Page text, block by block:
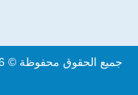
جميع الحقوق محفوظة © 2026